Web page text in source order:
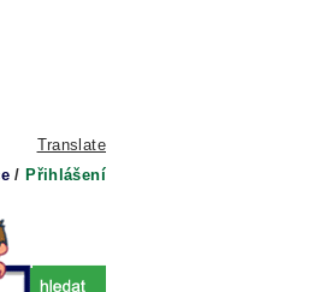
Translate
/ Přihlášení